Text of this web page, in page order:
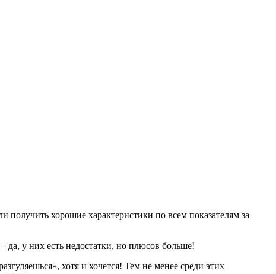
хорошие характеристики по всем показателям за
да, у них есть недостатки, но плюсов больше!
хотя и хочется! Тем не менее среди этих